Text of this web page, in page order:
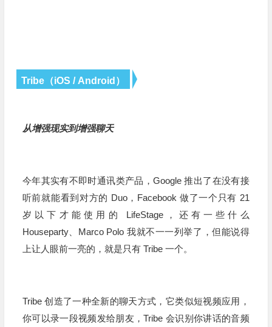
Tribe（iOS / Android）
从增强现实到增强聊天
今年其实有不即时通讯类产品，Google 推出了在没有接
听前就能看到对方的 Duo，Facebook 做了一个只有 21
岁以下才能使用的 LifeStage，还有一些什么
Houseparty、Marco Polo 我就不一一列举了，但能说得
上让人眼前一亮的，就是只有 Tribe 一个。
Tribe 创造了一种全新的聊天方式，它类似短视频应用，
你可以录一段视频发给朋友，Tribe 会识别你讲话的音频